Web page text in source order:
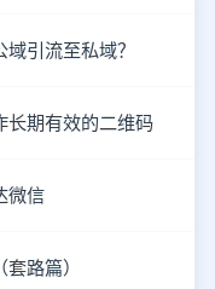
引流至私域？
长期有效的二维码
微信
路篇）